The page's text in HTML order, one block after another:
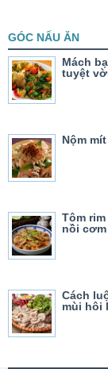
GÓC NẤU ĂN
Mách
tuyệt
Nộm
Tôm
nồi cơm
Cách
mùi hôi